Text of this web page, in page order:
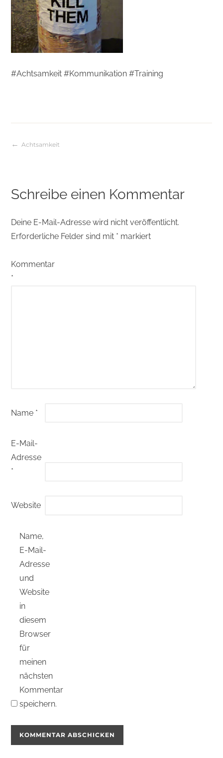
#Achtsamkeit #Kommunikation #Training
Beitragsnavigation
Achtsamkeit
Schreibe einen Kommentar
Deine E-Mail-Adresse wird nicht veröffentlicht.
Erforderliche Felder sind mit * markiert
Kommentar
*
Name *
E-Mail-
Adresse
*
Website
Name,
E-Mail-
Adresse
und
Website
in
diesem
Browser
für
meinen
nächsten
Kommentar
speichern.